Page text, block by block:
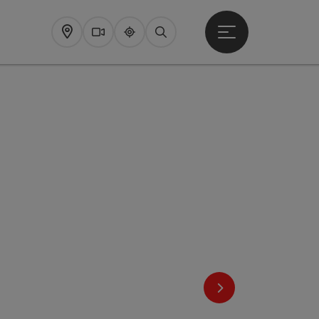
Map WebcamsUpperguide
Zoeken
Startmenu openen
nächstes Element